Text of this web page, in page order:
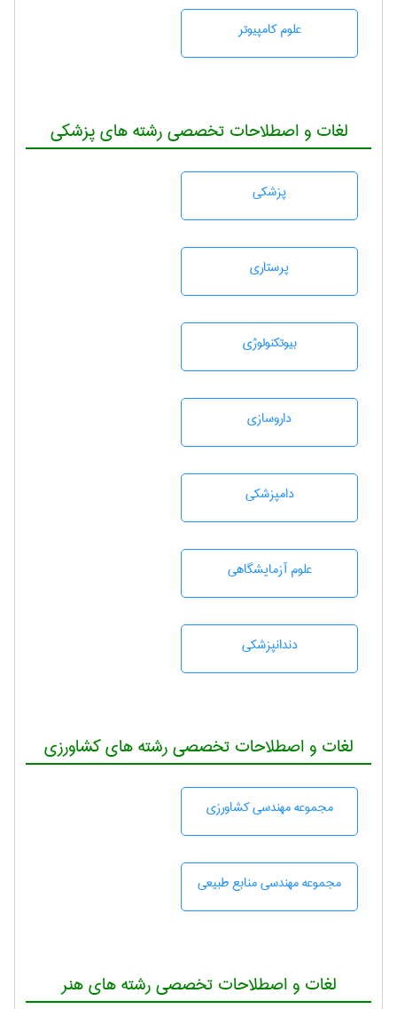
علوم کامپیوتر
لغات و اصطلاحات تخصصی رشته های پزشکی
پزشكی
پرستاری
بيوتكنولوژی
داروسازی
دامپزشكی
علوم آزمايشگاهی
دندانپزشكی
لغات و اصطلاحات تخصصی رشته های کشاورزی
مجموعه مهندسی كشاورزی
مجموعه مهندسی منابع طبيعی
لغات و اصطلاحات تخصصی رشته های هنر